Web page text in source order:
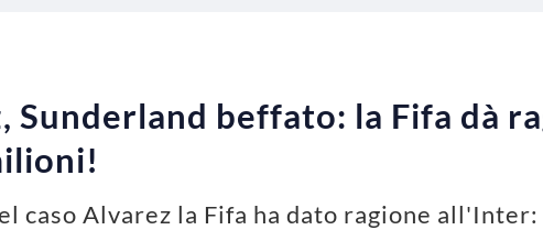
Sunderland beffato: la Fifa dà
caso Alvarez la Fifa ha dato ragione